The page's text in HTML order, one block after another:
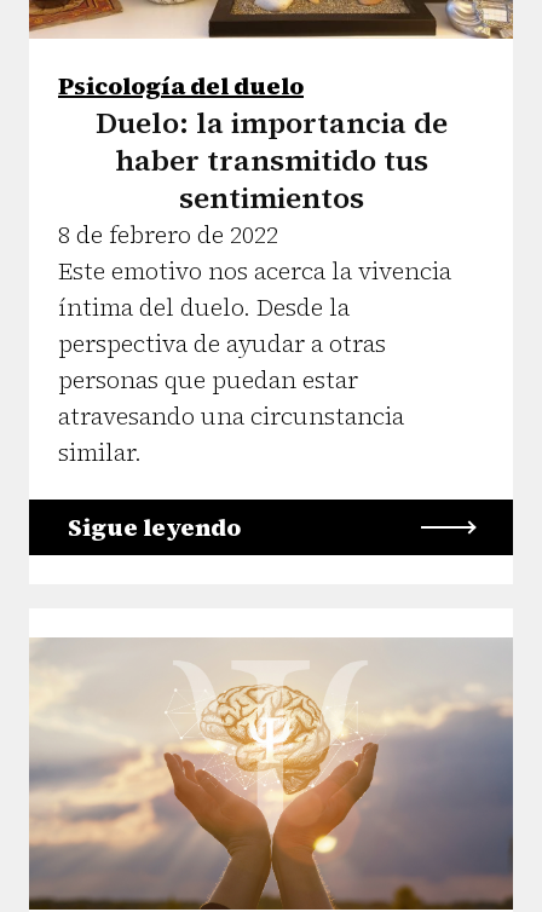
Psicología del duelo
Duelo: la importancia de
haber transmitido tus
sentimientos
8 de febrero de 2022
Este emotivo nos acerca la vivencia
íntima del duelo. Desde la
perspectiva de ayudar a otras
personas que puedan estar
atravesando una circunstancia
similar.
Sigue leyendo